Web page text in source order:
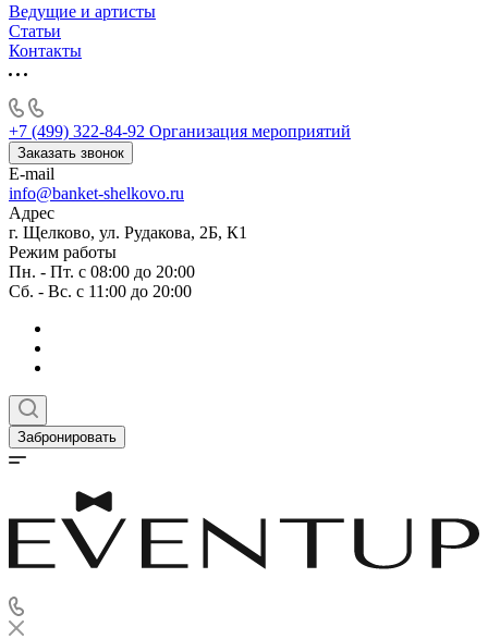
Ведущие и артисты
Статьи
Контакты
+7 (499) 322-84-92 Организация мероприятий
Заказать звонок
E-mail
info@banket-shelkovo.ru
Адрес
г. Щелково, ул. Рудакова, 2Б, К1
Режим работы
Пн. - Пт. с 08:00 до 20:00
Сб. - Вс. с 11:00 до 20:00
Забронировать